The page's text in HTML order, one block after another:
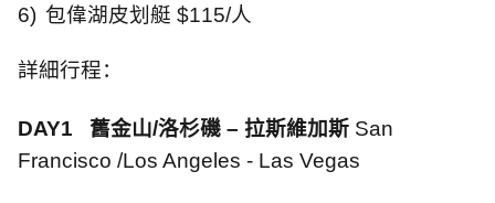
6) 包偉湖皮划艇 $115/人
詳細行程：
DAY1 舊金山/洛杉磯 – 拉斯維加斯 San
Francisco /Los Angeles - Las Vegas